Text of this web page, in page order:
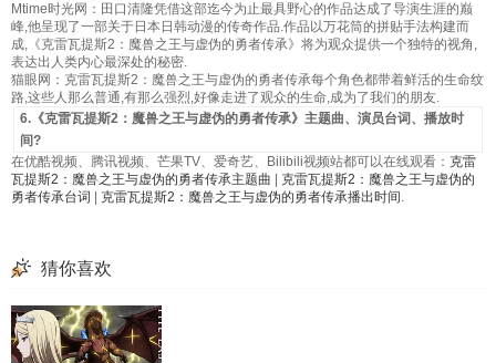
Mtime时光网：田口清隆凭借这部迄今为止最具野心的作品达成了导演生涯的巅
峰,他呈现了一部关于日本日韩动漫的传奇作品.作品以万花筒的拼贴手法构建而
成,《克雷瓦提斯2：魔兽之王与虚伪的勇者传承》将为观众提供一个独特的视角,
表达出人类内心最深处的秘密.
猫眼网：克雷瓦提斯2：魔兽之王与虚伪的勇者传承每个角色都带着鲜活的生命纹
路,这些人那么普通,有那么强烈,好像走进了观众的生命,成为了我们的朋友.
6.《克雷瓦提斯2：魔兽之王与虚伪的勇者传承》主题曲、演员台词、播放时
间?
在优酷视频、腾讯视频、芒果TV、爱奇艺、Bilibili视频站都可以在线观看： 克雷
瓦提斯2：魔兽之王与虚伪的勇者传承主题曲
克雷瓦提斯2：魔兽之王与虚伪的
勇者传承台词
克雷瓦提斯2：魔兽之王与虚伪的勇者传承播出时间 .
猜你喜欢